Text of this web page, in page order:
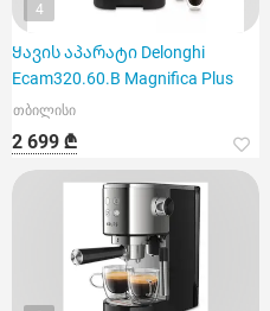
4
Ყავის აპარატი Delonghi
Ecam320.60.B Magnifica Plus
თბილისი
2 699 ₾